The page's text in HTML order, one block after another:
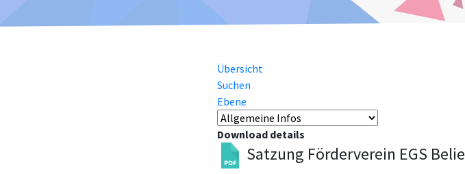
Übersicht
Suchen
Ebene
Download details
Satzung Förderverein EGS